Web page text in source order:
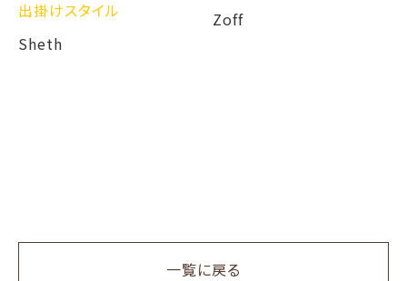
出掛けスタイル
Sheth
Zoff
一覧に戻る